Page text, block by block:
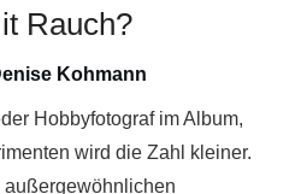
Rauch?
Kohmann
Hobbyfotograf im Album,
wird die Zahl kleiner.
außergewöhnlichen